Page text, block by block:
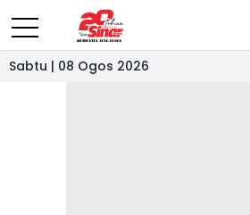
Sabtu | 08 Ogos 2026